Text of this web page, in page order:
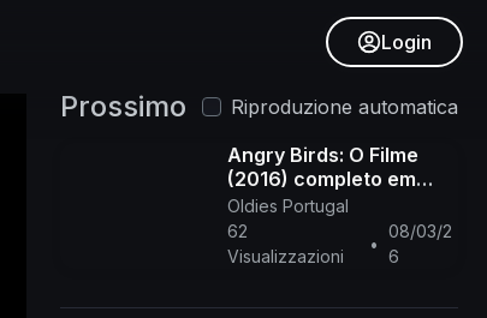
Login
Prossimo
Riproduzione automatica
Angry Birds: O Filme
(2016) completo em
português de Portugal
PT-PT
Oldies Portugal
62
Visualizzazioni
•
08/03/2
6